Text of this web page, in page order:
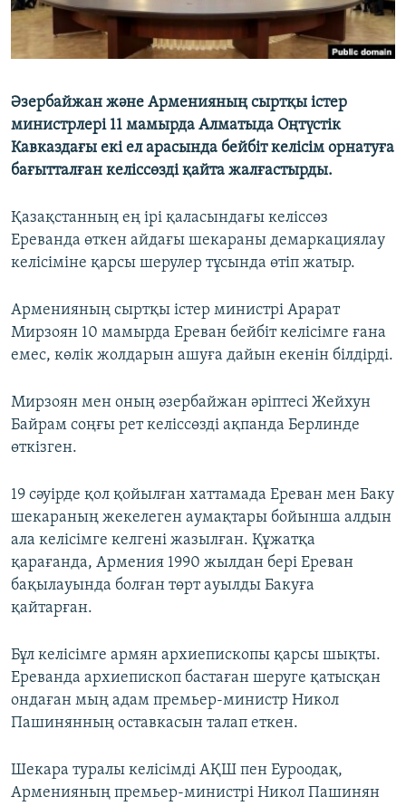
Әзербайжан және Арменияның сыртқы істер
министрлері 11 мамырда Алматыда Оңтүстік
Кавказдағы екі ел арасында бейбіт келісім орнатуға
бағытталған келіссөзді қайта жалғастырды.
Қазақстанның ең ірі қаласындағы келіссөз
Ереванда өткен айдағы шекараны демаркациялау
келісіміне қарсы шерулер тұсында өтіп жатыр.
Арменияның сыртқы істер министрі Арарат
Мирзоян 10 мамырда Ереван бейбіт келісімге ғана
емес, көлік жолдарын ашуға дайын екенін білдірді.
Мирзоян мен оның әзербайжан әріптесі Жейхун
Байрам соңғы рет келіссөзді ақпанда Берлинде
өткізген.
19 сәуірде қол қойылған хаттамада Ереван мен Баку
шекараның жекелеген аумақтары бойынша алдын
ала келісімге келгені жазылған. Құжатқа
қарағанда, Армения 1990 жылдан бері Ереван
бақылауында болған төрт ауылды Бакуға
қайтарған.
Бұл келісімге армян архиепископы қарсы шықты.
Ереванда архиепископ бастаған шеруге қатысқан
ондаған мың адам премьер-министр Никол
Пашинянның оставкасын талап еткен.
Шекара туралы келісімді АҚШ пен Еуроодақ,
Арменияның премьер-министрі Никол Пашинян